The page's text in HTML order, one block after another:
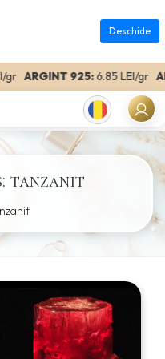
Deschide
ARGINT 925:6.85 LEI/gr
Romanian
tanzanit